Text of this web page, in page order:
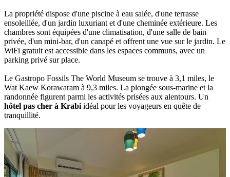
La propriété‎ dispose d'une piscine à eau salée, d'une terrasse
ensoleillée, d'un jardin luxuriant et‎ d'une cheminée extérieure. Les
chambres sont équipées d'une climatisation, d'une salle‎ de bain
privée, d'un mini-bar, d'un canapé et offrent une vue sur le jardin. Le
WiFi gratuit est‎ accessible dans les espaces communs, avec un
parking privé sur place.
Le Gastropo Fossils The World Museum se trouve à 3,1 miles, le
Wat Kaew Korawaram à 9,3 miles.‎ La plongée sous-marine et la
randonnée figurent parmi les activités prisées aux alentours.‎ Un
hôtel pas cher à Krabi idéal pour les voyageurs en quête de
tranquillité.